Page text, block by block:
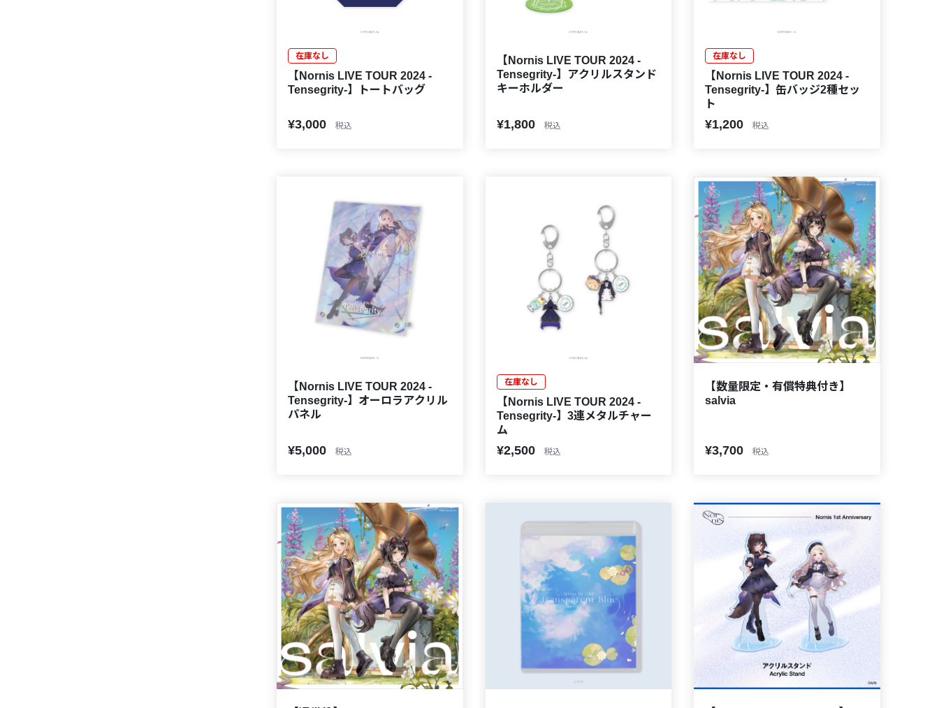
在庫なし
【Nornis LIVE TOUR 2024 -
Tensegrity-】トートバッグ
¥3,000 税込
【Nornis LIVE TOUR 2024 -
Tensegrity-】アクリルスタンド
キーホルダー
¥1,800 税込
在庫なし
【Nornis LIVE TOUR 2024 -
Tensegrity-】缶バッジ2種セッ
ト
¥1,200 税込
【Nornis LIVE TOUR 2024 -
Tensegrity-】オーロラアクリル
パネル
¥5,000 税込
在庫なし
【Nornis LIVE TOUR 2024 -
Tensegrity-】3連メタルチャー
ム
¥2,500 税込
【数量限定・有償特典付き】
salvia
¥3,700 税込